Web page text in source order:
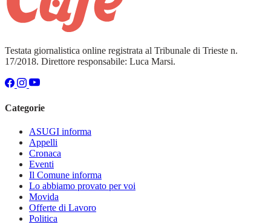
Testata giornalistica online registrata al Tribunale di Trieste n.
17/2018. Direttore responsabile: Luca Marsi.
Categorie
ASUGI informa
Appelli
Cronaca
Eventi
Il Comune informa
Lo abbiamo provato per voi
Movida
Offerte di Lavoro
Politica